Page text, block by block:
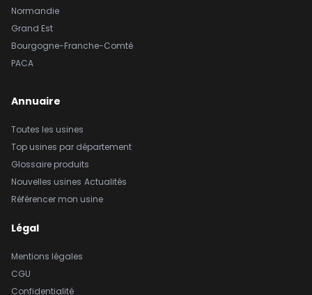
Normandie
Grand Est
Bourgogne-Franche-Comté
PACA
Annuaire
Toutes les usines
Top usines par département
Glossaire produits
Nouvelles usines Actualités
Référencer mon usine
Légal
Mentions légales
CGU
Confidentialité